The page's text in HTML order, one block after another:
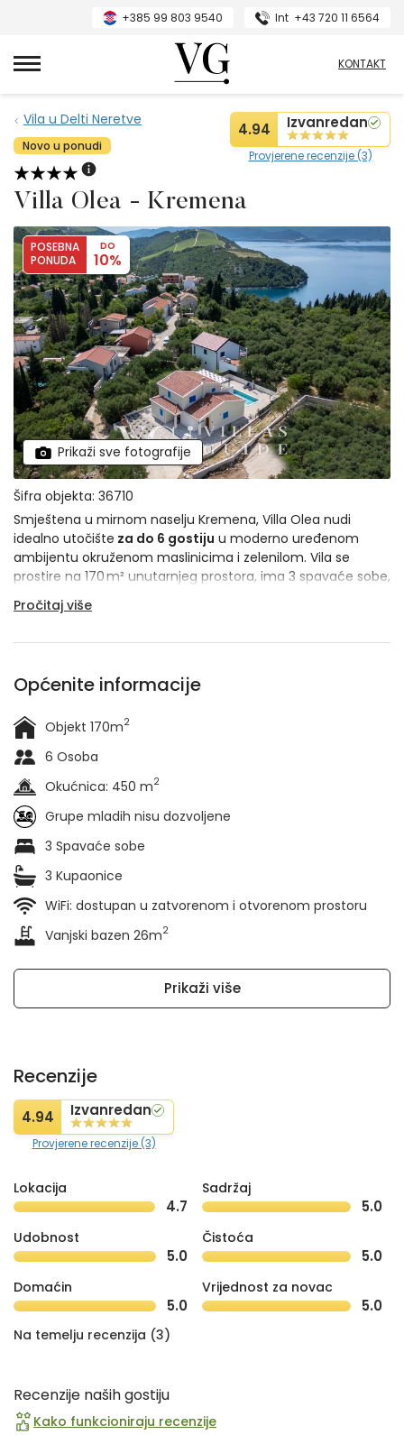
+385 99 803 9540 Int +43 720 11 6564
VillasGuide
KONTAKT
Vila u Delti Neretve
Novo u ponudi
4.94 Izvanredan
Provjerene recenzije (3)
Villa Olea - Kremena
POSEBNA
PONUDA
DO
10%
Prikaži sve fotografije
Šifra objekta: 36710
Smještena u mirnom naselju Kremena, Villa Olea nudi
idealno utočište za do 6 gostiju u moderno uređenom
ambijentu okruženom maslinicima i zelenilom. Vila se
prostire na 170 m² unutarnjeg prostora, ima 3 spavaće sobe,
3 kupaonice i
uživati u potpunoj privatnosti, a zahvaljujući prostranoj
Pročitaj više
Općenite informacije
Objekt 170m2
6 Osoba
Okućnica: 450 m2
Grupe mladih nisu dozvoljene
3 Spavaće sobe
3 Kupaonice
WiFi: dostupan u zatvorenom i otvorenom prostoru
Vanjski bazen 26m2
Prikaži više
Recenzije
4.94 Izvanredan
Provjerene recenzije (3)
Lokacija
4.7
Sadržaj
5.0
Udobnost
5.0
Čistoća
5.0
Domaćin
5.0
Vrijednost za novac
5.0
Na temelju recenzija (3)
Recenzije naših gostiju
Kako funkcioniraju recenzije